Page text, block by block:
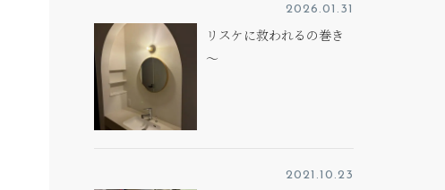
2026.01.31
リスケに救われるの巻き
～
2021.10.23